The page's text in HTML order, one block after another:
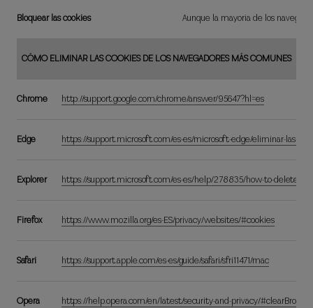
Bloquear las cookies Aunque la mayoría de los
CÓMO ELIMINAR LAS COOKIES DE LOS NAVEGADORES MÁS COMUNES
Chrome http://support.google.com/chrome/answer/95647?hl=es
Edge https://support.microsoft.com/es-es/microsoft-edge/eliminar-las-
Explorer https://support.microsoft.com/es-es/help/278835/how-to-delete-
Firefox https://www.mozilla.org/es-ES/privacy/websites/#cookies
Safari https://support.apple.com/es-es/guide/safari/sfri11471/mac
Opera https://help.opera.com/en/latest/security-and-privacy/